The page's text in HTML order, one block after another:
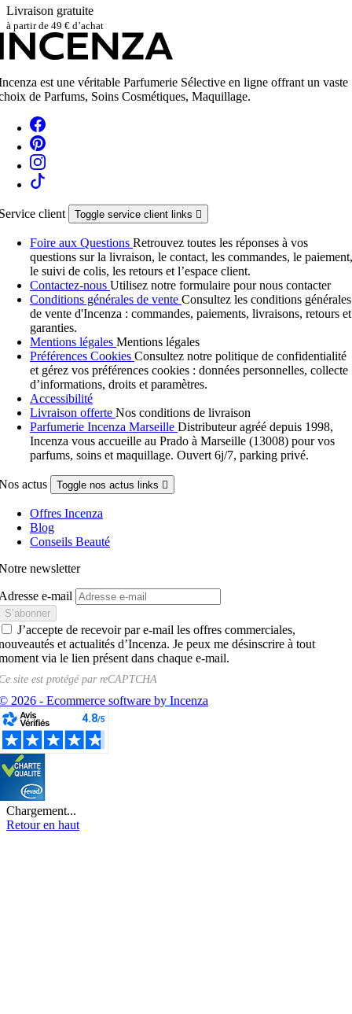
Livraison gratuite
à partir de 49 € d’achat
est une véritable Parfumerie Sélective en ligne offrant un vaste
de Parfums, Soins Cosmétiques, Maquillage.
client Toggle service client links 
Foire aux Questions Retrouvez toutes les réponses à vos
questions sur la livraison, le contact, les commandes, le paiement,
le suivi de colis, les retours et l’espace client.
Contactez-nous Utilisez notre formulaire pour nous contacter
Conditions générales de vente Consultez les conditions générales
de vente d'Incenza : commandes, paiements, livraisons, retours et
garanties.
Mentions légales Mentions légales
Préférences Cookies Consultez notre politique de confidentialité
et gérez vos préférences cookies : données personnelles, collecte
d’informations, droits et paramètres.
Accessibilité
Livraison offerte Nos conditions de livraison
Parfumerie Incenza Marseille Distributeur agréé depuis 1998,
Incenza vous accueille au Prado à Marseille (13008) pour vos
parfums, soins et maquillage. Ouvert 6j/7, parking privé.
actus Toggle nos actus links 
Offres Incenza
Blog
Conseils Beauté
newsletter
e-mail
J’accepte de recevoir par e-mail les offres commerciales,
et actualités d’Incenza. Je peux me désinscrire à tout
via le lien présent dans chaque e-mail.
site est protégé parreCAPTCHA
2026 - Ecommerce software by Incenza
Chargement...
Retour en haut